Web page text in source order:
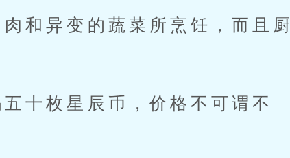
和异变的蔬菜所烹饪，而且厨
十枚星辰币，价格不可谓不